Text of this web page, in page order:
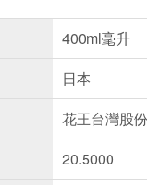
400ml毫升
日本
花王台灣股
20.5000